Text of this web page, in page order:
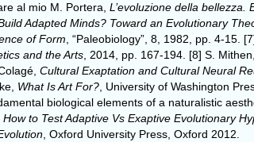
al mio M. Portera, L’evoluzione della
Adapted Minds? Toward an Evolutionary
of Form , “Paleobiology”, 8, 1982, pp. 4-15.
and the Arts , 2014, pp. 167-194. [8] S. Mithen,
Cultural Exaptation and Cultural Neural
What Is Art For? , University of Washington
biological elements of a naturalistic
to Test Adaptive Vs Exaptive Evolutionary
, Oxford University Press, Oxford 2012.